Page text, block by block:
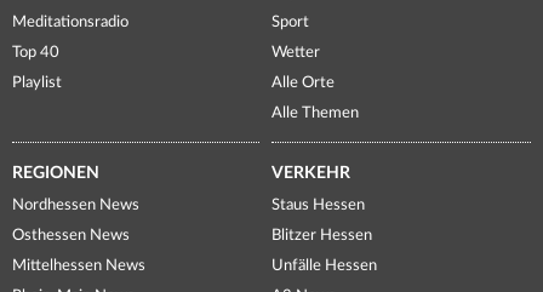
Meditationsradio
Top 40
Playlist
Sport
Wetter
Alle Orte
Alle Themen
REGIONEN
Nordhessen News
Osthessen News
Mittelhessen News
VERKEHR
Staus Hessen
Blitzer Hessen
Unfälle Hessen